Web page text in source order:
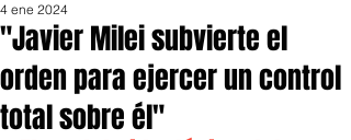
"Javier Milei subvierte el
orden para ejercer un control
total sobre él"
4 ene 2024